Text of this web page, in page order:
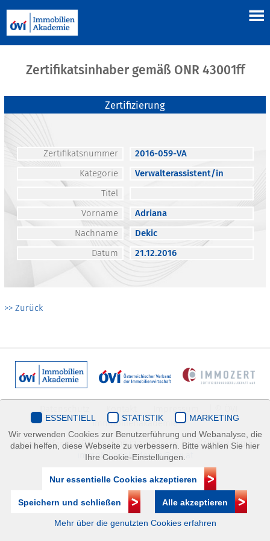
Zertifikatsinhaber gemäß ONR 43001ff
Zertifizierung
Zertifikatsnummer
2016-059-VA
Kategorie
Verwalterassistent/in
Titel
Vorname
Adriana
Nachname
Dekic
Datum
21.12.2016
>> Zurück
Immobilienakademie
Mariahilfer Straße 116/2.OG/2 1070 Wien | +43(1)505 32 50 |
immobilienakademie@ovi.at
ESSENTIELL STATISTIK
MARKETING
Wir verwenden Cookies zur Benutzerführung und Webanalyse, die
dabei helfen, diese Webseite zu verbessern. Bitte wählen Sie hier
Ihre Cookie-Einstellungen.
Nur essentielle Cookies akzeptieren
Speichern und schließen Alle akzeptieren
Mehr über die genutzten Cookies erfahren